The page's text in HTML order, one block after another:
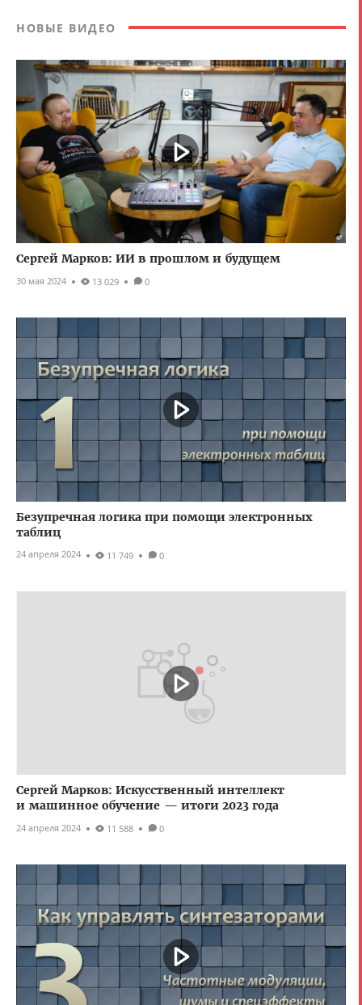
НОВЫЕ ВИДЕО
Сергей Марков: ИИ в прошлом и будущем
30 мая 2024 13 029 0
Безупречная логика при помощи электронных
таблиц
24 апреля 2024 11 749 0
Сергей Марков: Искусственный интеллект
и машинное обучение — итоги 2023 года
24 апреля 2024 11 588 0